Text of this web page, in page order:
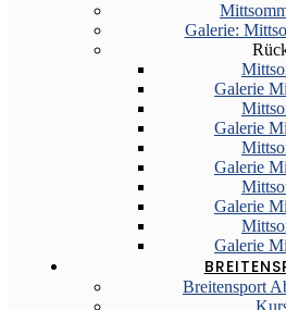
Galerie:
Galerie
Galerie
Galerie
Galerie
Galerie
Breitensport